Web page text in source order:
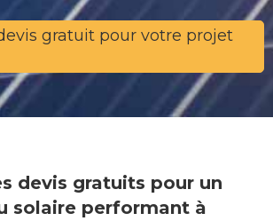
gratuit pour votre projet
devis gratuits pour un
solaire performant à